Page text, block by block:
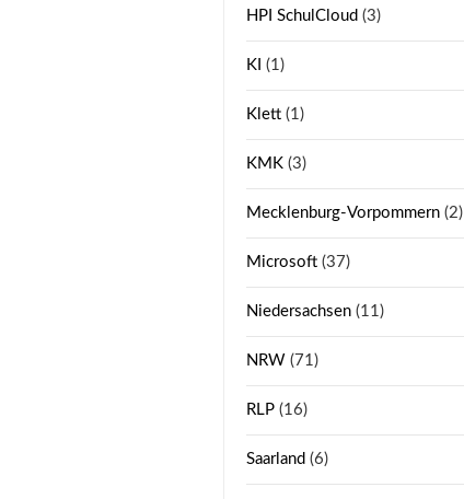
HPI SchulCloud (3)
KI (1)
Klett(1)
KMK(3)
Mecklenburg-Vorpommern(2)
Microsoft(37)
Niedersachsen(11)
NRW (71)
RLP(16)
Saarland (6)